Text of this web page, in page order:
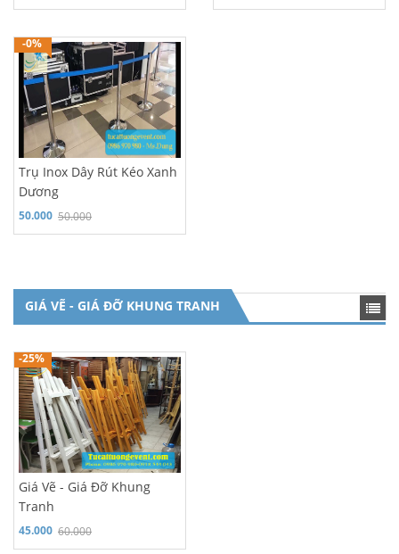
Hỗ trợ 24/7: 0986 970 980
-0%
Trụ Inox Dây Rút Kéo Xanh
Dương
50.000
50.000
GIÁ VẼ - GIÁ ĐỠ KHUNG TRANH
Hỗ trợ 24/7: 0986 970 980
-25%
Giá Vẽ - Giá Đỡ Khung
Tranh
60.000
45.000